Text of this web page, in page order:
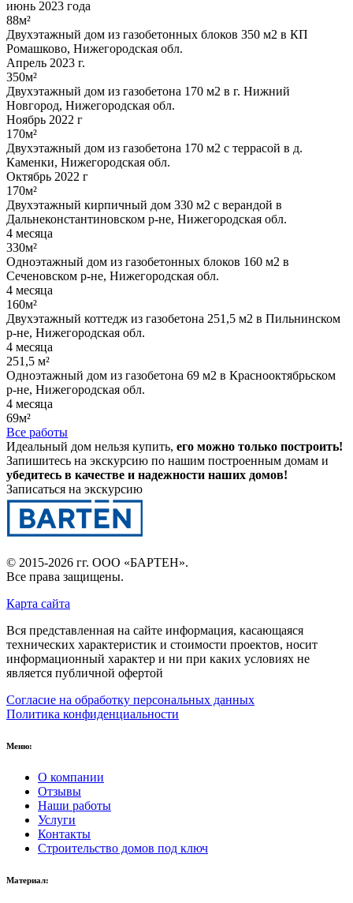
июнь 2023 года
88м²
Двухэтажный дом из газобетонных блоков 350 м2 в КП
Ромашково, Нижегородская обл.
Апрель 2023 г.
350м²
Двухэтажный дом из газобетона 170 м2 в г. Нижний
Новгород, Нижегородская обл.
Ноябрь 2022 г
170м²
Двухэтажный дом из газобетона 170 м2 с террасой в д.
Каменки, Нижегородская обл.
Октябрь 2022 г
170м²
Двухэтажный кирпичный дом 330 м2 с верандой в
Дальнеконстантиновском р-не, Нижегородская обл.
4 месяца
330м²
Одноэтажный дом из газобетонных блоков 160 м2 в
Сеченовском р-не, Нижегородская обл.
4 месяца
160м²
Двухэтажный коттедж из газобетона 251,5 м2 в Пильнинском
р-не, Нижегородская обл.
4 месяца
251,5 м²
Одноэтажный дом из газобетона 69 м2 в Краснооктябрьском
р-не, Нижегородская обл.
4 месяца
69м²
Все работы
Идеальный дом нельзя купить, его можно только построить!
Запишитесь на экскурсию по нашим построенным домам и
убедитесь в качестве и надежности наших домов!
Записаться на экскурсию
© 2015-2026 гг. ООО «БАРТЕН».
Все права защищены.
Карта сайта
Вся представленная на сайте информация, касающаяся
технических характеристик и стоимости проектов, носит
информационный характер и ни при каких условиях не
является публичной офертой
Согласие на обработку персональных данных
Политика конфиденциальности
Меню:
О компании
Отзывы
Наши работы
Услуги
Контакты
Строительство домов под ключ
Материал: